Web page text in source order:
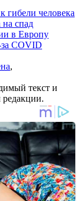
гибели человека
спад
в Европу
COVID
,
текст и